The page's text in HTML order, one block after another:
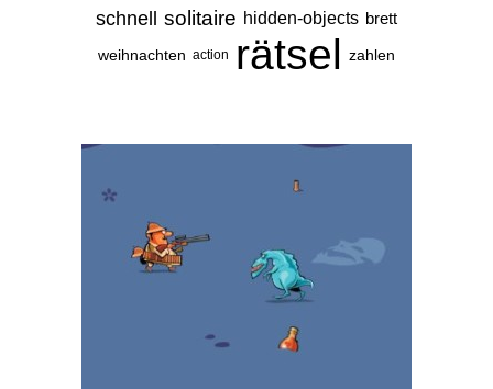
schnell solitaire hidden-objects brett
weihnachten action rätsel zahlen